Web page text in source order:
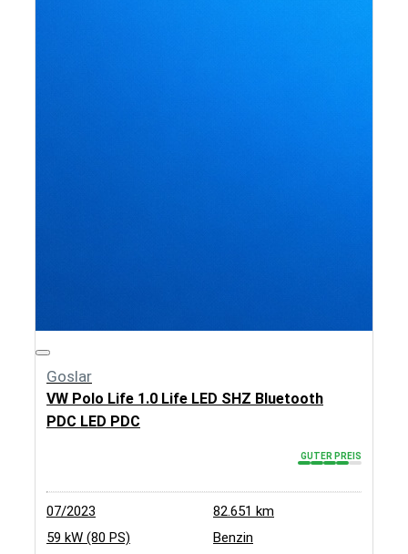
Goslar
VW Polo Life 1.0 Life LED SHZ Bluetooth
PDC LED PDC
GUTER PREIS
07/2023
82.651 km
59 kW (80 PS)
Benzin